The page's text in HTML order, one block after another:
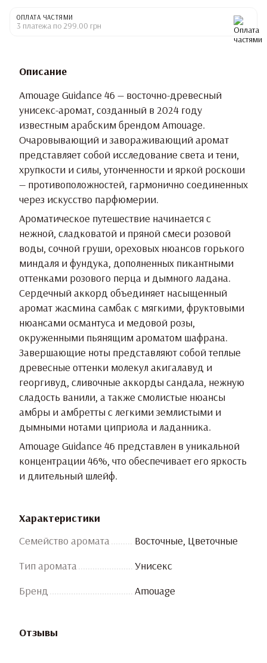
ОПЛАТА ЧАСТЯМИ
3 платежа по 299.00 грн
Описание
Amouage Guidance 46 — восточно-древесный
унисекс-аромат, созданный в 2024 году
известным арабским брендом Amouage.
Очаровывающий и завораживающий аромат
представляет собой исследование света и тени,
хрупкости и силы, утонченности и яркой роскоши
— противоположностей, гармонично соединенных
через искусство парфюмерии.
Ароматическое путешествие начинается с
нежной, сладковатой и пряной смеси розовой
воды, сочной груши, ореховых нюансов горького
миндаля и фундука, дополненных пикантными
оттенками розового перца и дымного ладана.
Сердечный аккорд объединяет насыщенный
аромат жасмина самбак с мягкими, фруктовыми
нюансами османтуса и медовой розы,
окруженными пьянящим ароматом шафрана.
Завершающие ноты представляют собой теплые
древесные оттенки молекул акигалавуд и
георгивуд, сливочные аккорды сандала, нежную
сладость ванили, а также смолистые нюансы
амбры и амбретты с легкими землистыми и
дымными нотами циприола и ладанника.
Amouage Guidance 46 представлен в уникальной
концентрации 46%, что обеспечивает его яркость
и длительный шлейф.
Характеристики
Семейство аромата
Восточные, Цветочные
Тип аромата
Унисекс
Бренд
Amouage
Отзывы